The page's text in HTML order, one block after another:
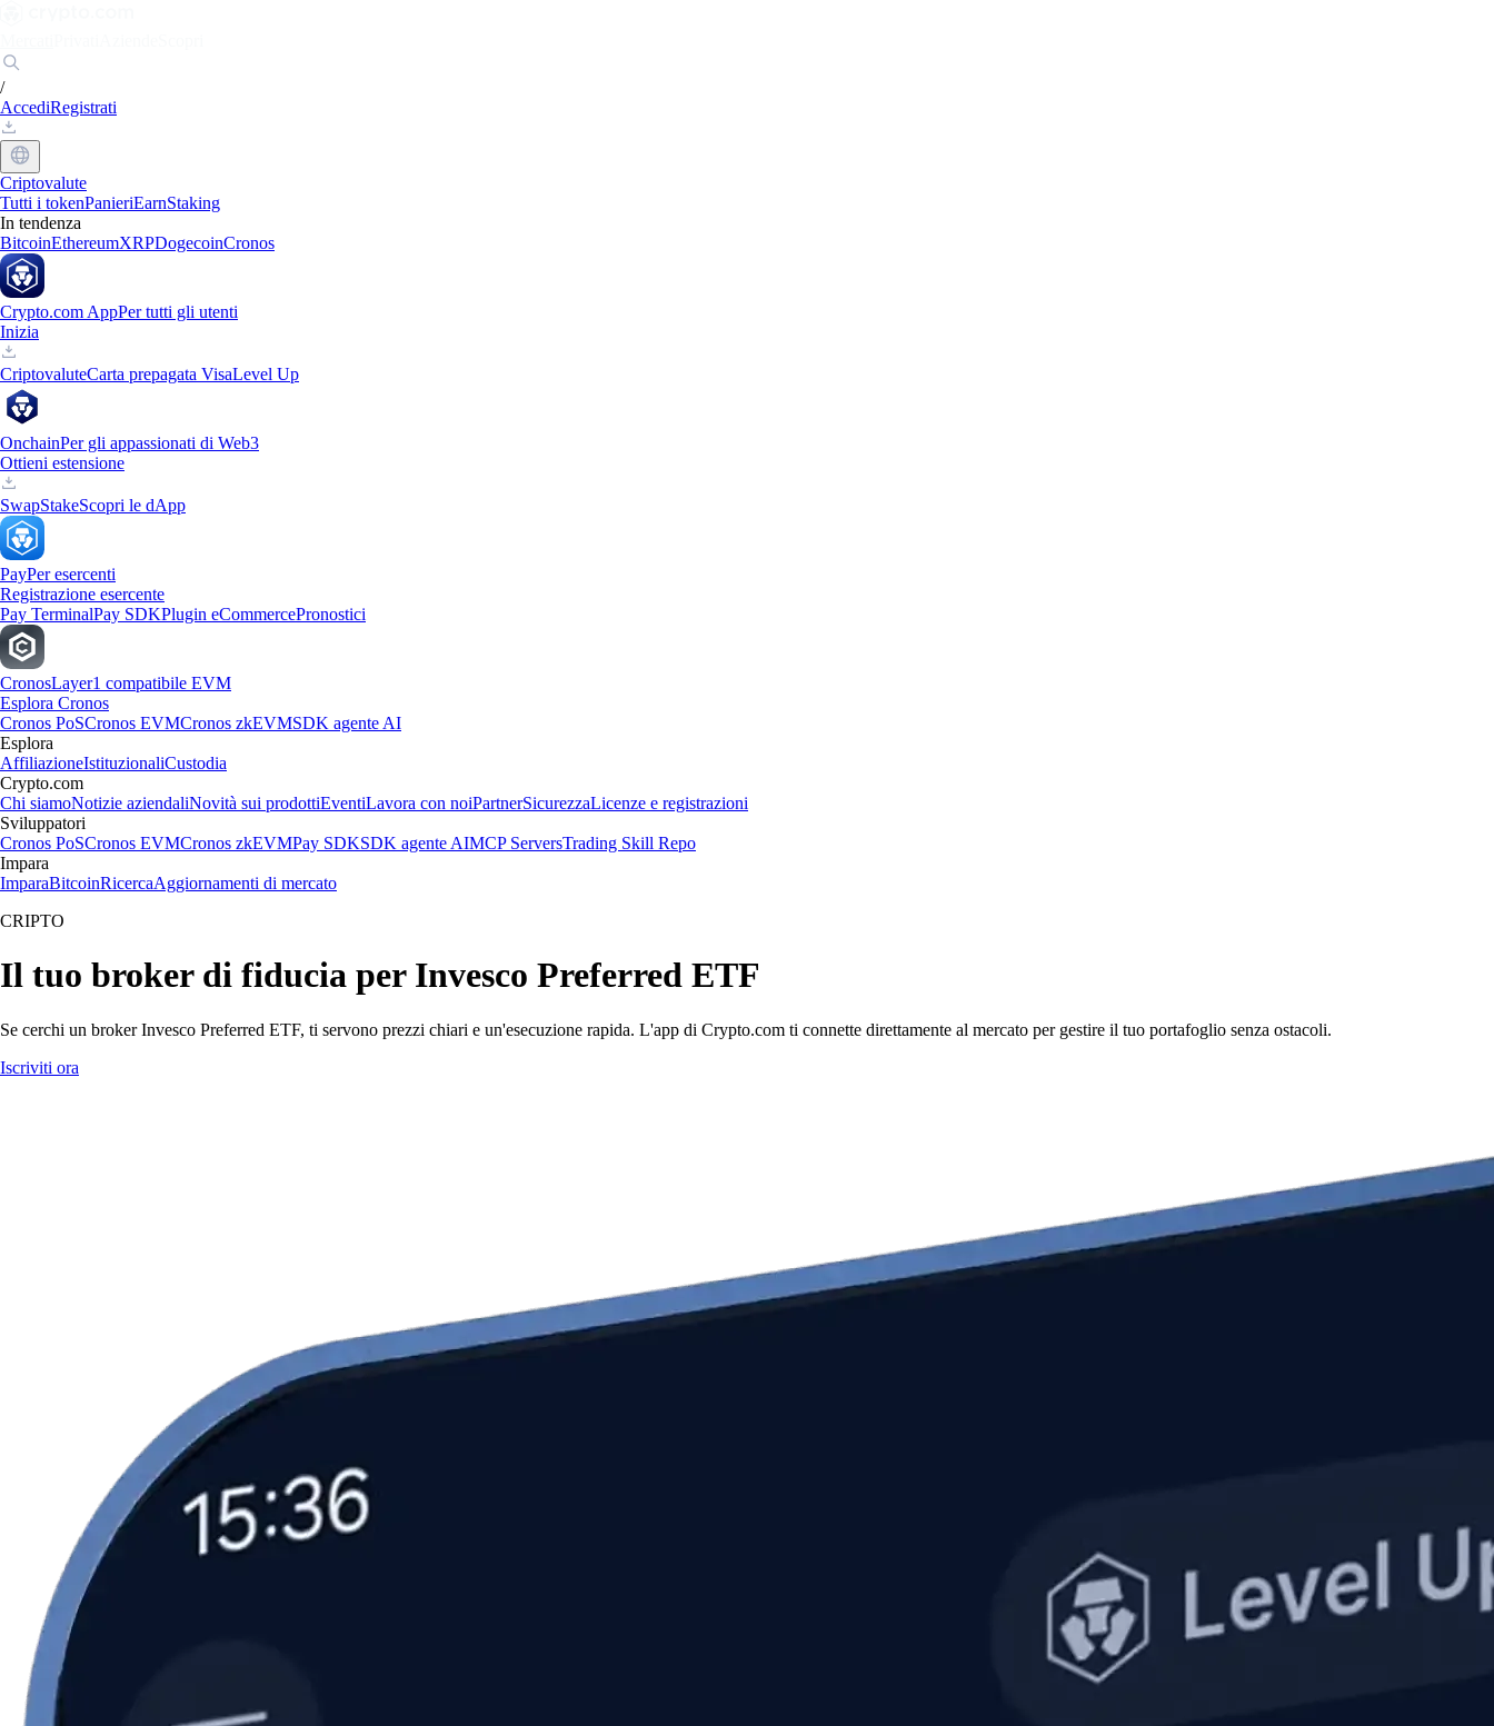
/
AccediRegistrati
Criptovalute
Tutti i tokenPanieriEarnStaking
In tendenza
BitcoinEthereumXRPDogecoinCronos
Crypto.com AppPer tutti gli utenti
Inizia
CriptovaluteCarta prepagata VisaLevel Up
OnchainPer gli appassionati di Web3
Ottieni estensione
SwapStakeScopri le dApp
PayPer esercenti
Registrazione esercente
Pay TerminalPay SDKPlugin eCommercePronostici
CronosLayer1 compatibile EVM
Esplora Cronos
Cronos PoSCronos EVMCronos zkEVMSDK agente AI
Esplora
AffiliazioneIstituzionaliCustodia
Crypto.com
Chi siamoNotizie aziendaliNovità sui prodottiEventiLavora con noiPartnerSicurezzaLicenze e registrazioni
Sviluppatori
Cronos PoSCronos EVMCronos zkEVMPay SDKSDK agente AIMCP ServersTrading Skill Repo
Impara
ImparaBitcoinRicercaAggiornamenti di mercato
CRIPTO
Il tuo broker di fiducia per Invesco Preferred ETF
Se cerchi un broker Invesco Preferred ETF, ti servono prezzi chiari e un'esecuzione rapida. L'app di Crypto.com ti connette direttamente al mercato per gestire il tuo portafoglio senza ostacoli.
Iscriviti ora